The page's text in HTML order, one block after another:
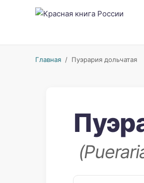
Главная/ Пуэрария дольчатая